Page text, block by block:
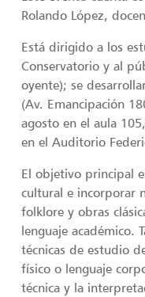
Rolando López,
Está dirigido a los
Conservatorio y al
oyente); se
(Av. Emancipación
agosto en el aula
en el Auditorio
El objetivo principal
cultural e incorporar
folklore y obras
lenguaje académico.
técnicas de estudio
físico o lenguaje
técnica y la